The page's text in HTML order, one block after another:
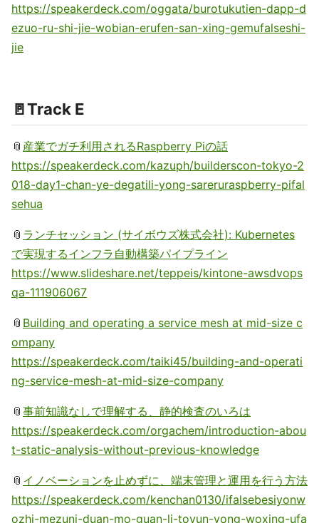
https://speakerdeck.com/oggata/burotukutien-dapp-d
ezuo-ru-shi-jie-wobian-erufen-san-xing-gemufalseshi-
jie
🚪Track E
📎 産業でガチ利用されるRaspberry Piの話
https://speakerdeck.com/kazuph/builderscon-tokyo-2
018-day1-chan-ye-degatili-yong-sareruraspberry-pifal
sehua
📎 ランチセッション (サイボウズ株式会社): Kubernetes
で実現するインフラ自動構築パイプライン
https://www.slideshare.net/teppeis/kintone-awsdvops
qa-111906067
📎 Building and operating a service mesh at mid-size c
ompany
https://speakerdeck.com/taiki45/building-and-operati
ng-service-mesh-at-mid-size-company
📎 事前知識なしで理解する、静的検査のいろは
https://speakerdeck.com/orgachem/introduction-abou
t-static-analysis-without-previous-knowledge
📎 イノベーションを止めずに、端末管理と運用を行う方法
https://speakerdeck.com/kenchan0130/ifalsebesiyonw
ozhi-mezuni-duan-mo-guan-li-toyun-yong-woxing-ufa